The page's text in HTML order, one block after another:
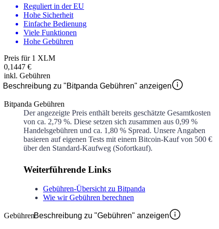
Reguliert in der EU
Hohe Sicherheit
Einfache Bedienung
Viele Funktionen
Hohe Gebühren
Preis für 1 XLM
0,1447 €
inkl. Gebühren
Beschreibung zu "Bitpanda Gebühren" anzeigen
Bitpanda Gebühren
Der angezeigte Preis enthält bereits geschätzte Gesamtkosten
von ca. 2,79 %. Diese setzen sich zusammen aus 0,99 %
Handelsgebühren und ca. 1,80 % Spread. Unsere Angaben
basieren auf eigenen Tests mit einem Bitcoin-Kauf von 500 €
über den Standard-Kaufweg (Sofortkauf).
Weiterführende Links
Gebühren-Übersicht zu Bitpanda
Wie wir Gebühren berechnen
GebührenBeschreibung zu "Gebühren" anzeigen